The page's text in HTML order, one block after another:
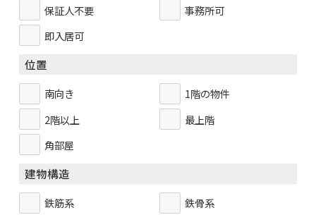
保証人不要
事務所可
即入居可
位置
南向き
1階の物件
2階以上
最上階
角部屋
建物構造
鉄筋系
鉄骨系